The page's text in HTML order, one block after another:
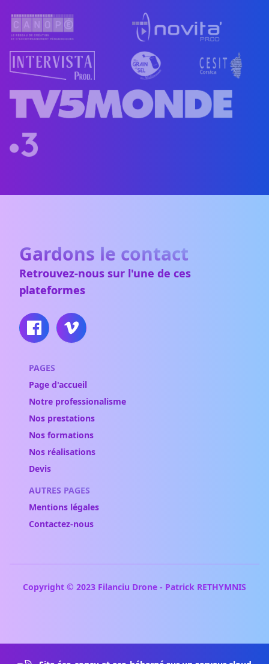
Gardons le contact
Retrouvez-nous sur l'une de ces
plateformes
PAGES
Page d'accueil
Notre professionalisme
Nos prestations
Nos formations
Nos réalisations
Devis
AUTRES PAGES
Mentions légales
Contactez-nous
Copyright © 2023 Filanciu Drone - Patrick RETHYMNIS